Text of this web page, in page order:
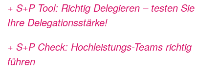
+ S+P Tool: Richtig Delegieren – testen Sie
Ihre Delegationsstärke!
+ S+P Check: Hochleistungs-Teams richtig
führen